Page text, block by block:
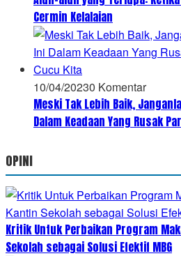
Cermin Kelalaian
10/04/20230 Komentar
Meski Tak Lebih Baik,
Dalam Keadaan Yang Rusak
OPINI
Kritik Untuk Perbaikan Program
Sekolah sebagai Solusi Efektif MBG